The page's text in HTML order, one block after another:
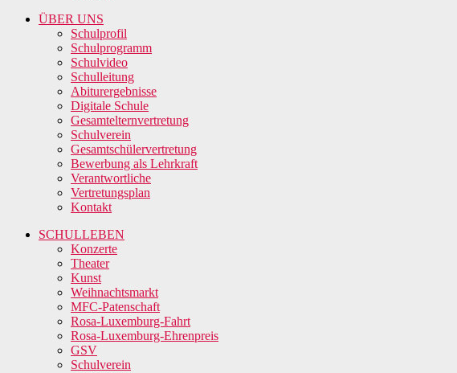
ÜBER UNS
Schulprofil
Schulprogramm
Schulvideo
Schulleitung
Abiturergebnisse
Digitale Schule
Gesamtelternvertretung
Schulverein
Gesamtschülervertretung
Bewerbung als Lehrkraft
Verantwortliche
Vertretungsplan
Kontakt
SCHULLEBEN
Konzerte
Theater
Kunst
Weihnachtsmarkt
MFC-Patenschaft
Rosa-Luxemburg-Fahrt
Rosa-Luxemburg-Ehrenpreis
GSV
Schulverein